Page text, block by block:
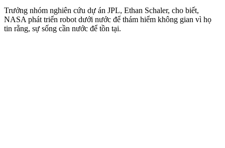
Trưởng nhóm nghiên cứu dự án JPL, Ethan Schaler, cho biết,
NASA phát triển robot dưới nước để thám hiểm không gian vì họ
tin rằng, sự sống cần nước để tồn tại.